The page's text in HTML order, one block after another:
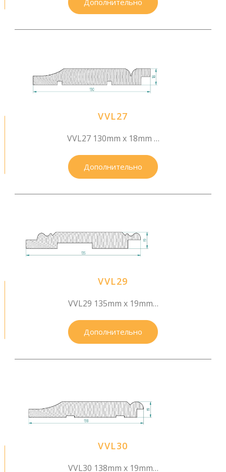
Дополнительно
VVL27
VVL27 130mm x 18mm …
Дополнительно
VVL29
VVL29 135mm x 19mm…
Дополнительно
VVL30
VVL30 138mm x 19mm…